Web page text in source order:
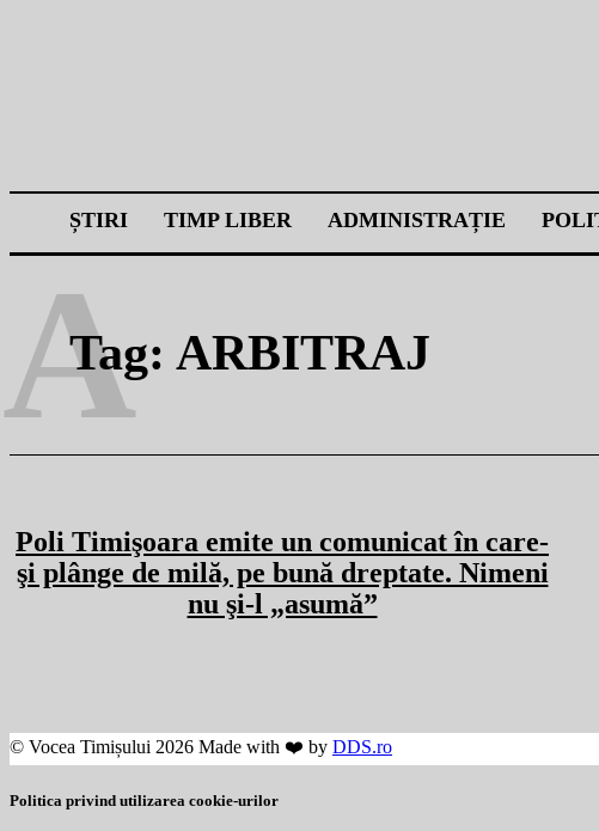
ȘTIRI TIMP LIBER ADMINISTRAȚIE
Tag: ARBITRAJ
A
Poli Timişoara emite un comunicat în care-
şi plânge de milă, pe bună dreptate. Nimeni
nu şi-l „asumă”
© Vocea Timișului 2026 Made with ❤️ by DDS.ro
Politica privind utilizarea cookie-urilor